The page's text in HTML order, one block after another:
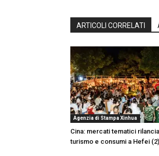
ARTICOLI CORRELATI
Agenzia di Stampa Xinhua
Cina: mercati tematici
turismo e consumi a Hefei (2)